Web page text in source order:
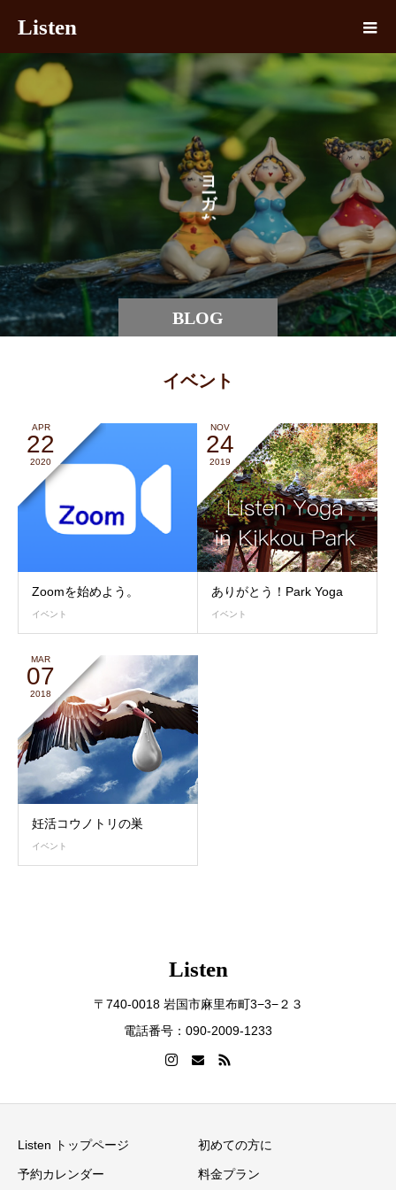
Listen
BLOG
ヨ
ガ
な
イベント
APR
22
2020
Zoomを始めよう。
イベント
NOV
24
2019
ありがとう！Park Yoga
イベント
MAR
07
2018
妊活コウノトリの巣
イベント
Listen
〒740-0018 岩国市麻里布町3−3−２３
電話番号：090-2009-1233
Listen トップページ 初めての方に
予約カレンダー 料金プラン